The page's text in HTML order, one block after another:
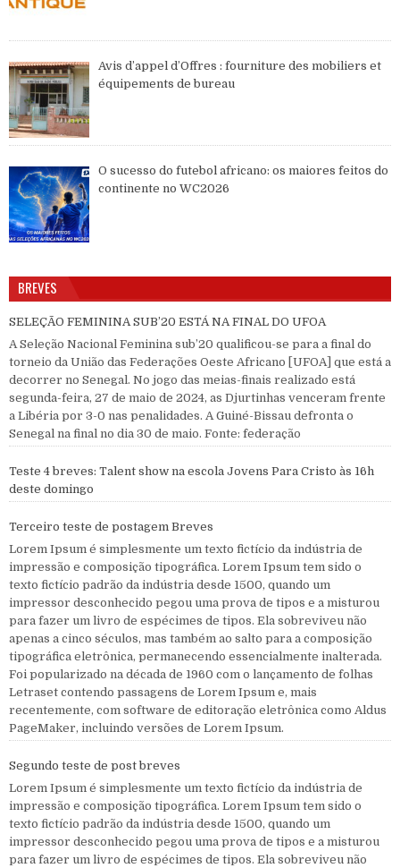
Avis d’appel d’Offres : fourniture des mobiliers et
équipements de bureau
O sucesso do futebol africano: os maiores feitos do
continente no WC2026
BREVES
SELEÇÃO FEMININA SUB’20 ESTÁ NA FINAL DO UFOA
A Seleção Nacional Feminina sub’20 qualificou-se para a final do
torneio da União das Federações Oeste Africano [UFOA] que está a
decorrer no Senegal. No jogo das meias-finais realizado está
segunda-feira, 27 de maio de 2024, as Djurtinhas venceram frente
a Libéria por 3-0 nas penalidades. A Guiné-Bissau defronta o
Senegal na final no dia 30 de maio. Fonte: federação
Teste 4 breves: Talent show na escola Jovens Para Cristo às 16h
deste domingo
Terceiro teste de postagem Breves
Lorem Ipsum é simplesmente um texto fictício da indústria de
impressão e composição tipográfica. Lorem Ipsum tem sido o
texto fictício padrão da indústria desde 1500, quando um
impressor desconhecido pegou uma prova de tipos e a misturou
para fazer um livro de espécimes de tipos. Ela sobreviveu não
apenas a cinco séculos, mas também ao salto para a composição
tipográfica eletrônica, permanecendo essencialmente inalterada.
Foi popularizado na década de 1960 com o lançamento de folhas
Letraset contendo passagens de Lorem Ipsum e, mais
recentemente, com software de editoração eletrônica como Aldus
PageMaker, incluindo versões de Lorem Ipsum.
Segundo teste de post breves
Lorem Ipsum é simplesmente um texto fictício da indústria de
impressão e composição tipográfica. Lorem Ipsum tem sido o
texto fictício padrão da indústria desde 1500, quando um
impressor desconhecido pegou uma prova de tipos e a misturou
para fazer um livro de espécimes de tipos. Ela sobreviveu não